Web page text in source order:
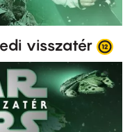
visszatér